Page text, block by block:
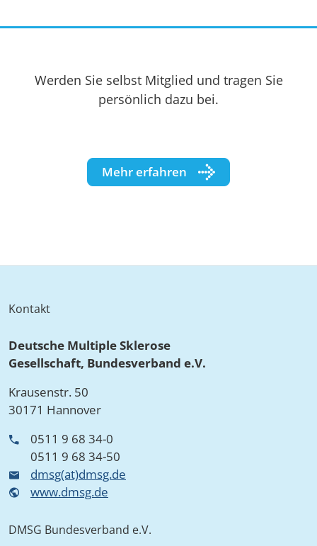
Werden Sie selbst Mitglied und tragen Sie
persönlich dazu bei.
Mehr erfahren
Kontakt
Deutsche Multiple Sklerose
Gesellschaft, Bundesverband e.V.
Krausenstr. 50
30171 Hannover
0511 9 68 34-0
0511 9 68 34-50
dmsg(at)dmsg.de
www.dmsg.de
DMSG Bundesverband e.V.